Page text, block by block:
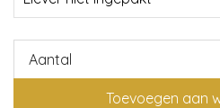
Aantal
Toevoegen aan